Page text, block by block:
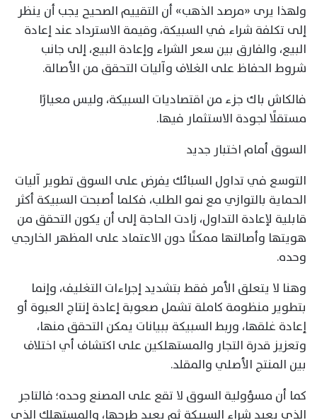
ولهذا يرى «مرصد الذهب» أن التقييم الصحيح يجب أن ينظر
إلى تكلفة شراء في السبيكة، وقيمة الاسترداد عند إعادة
البيع، والفارق بين سعر الشراء وإعادة البيع، إلى جانب
شروط الحفاظ على الغلاف وآليات التحقق من الأصالة.
فالكاش باك جزء من اقتصاديات السبيكة، وليس معيارًا
مستقلًا لجودة الاستثمار فيها.
السوق أمام اختبار جديد
التوسع في تداول السبائك يفرض على السوق تطوير آليات
الحماية بالتوازي مع نمو الطلب، فكلما أصبحت السبيكة أكثر
قابلية لإعادة التداول، زادت الحاجة إلى أن يكون التحقق من
هويتها وأصالتها ممكنًا دون الاعتماد على المظهر الخارجي
وحده.
وهنا لا يتعلق الأمر فقط بتشديد إجراءات التغليف، وإنما
بتطوير منظومة كاملة تشمل صعوبة إعادة إنتاج العبوة أو
إعادة غلقها، وربط السبيكة ببيانات يمكن التحقق منها،
وتعزيز قدرة التجار والمستهلكين على اكتشاف أي اختلاف
بين المنتج الأصلي والمقلد.
كما أن مسؤولية السوق لا تقع على المصنع وحده؛ فالتاجر
الذي يعيد شراء السبيكة ثم يعيد طرحها، والمستهلك الذي